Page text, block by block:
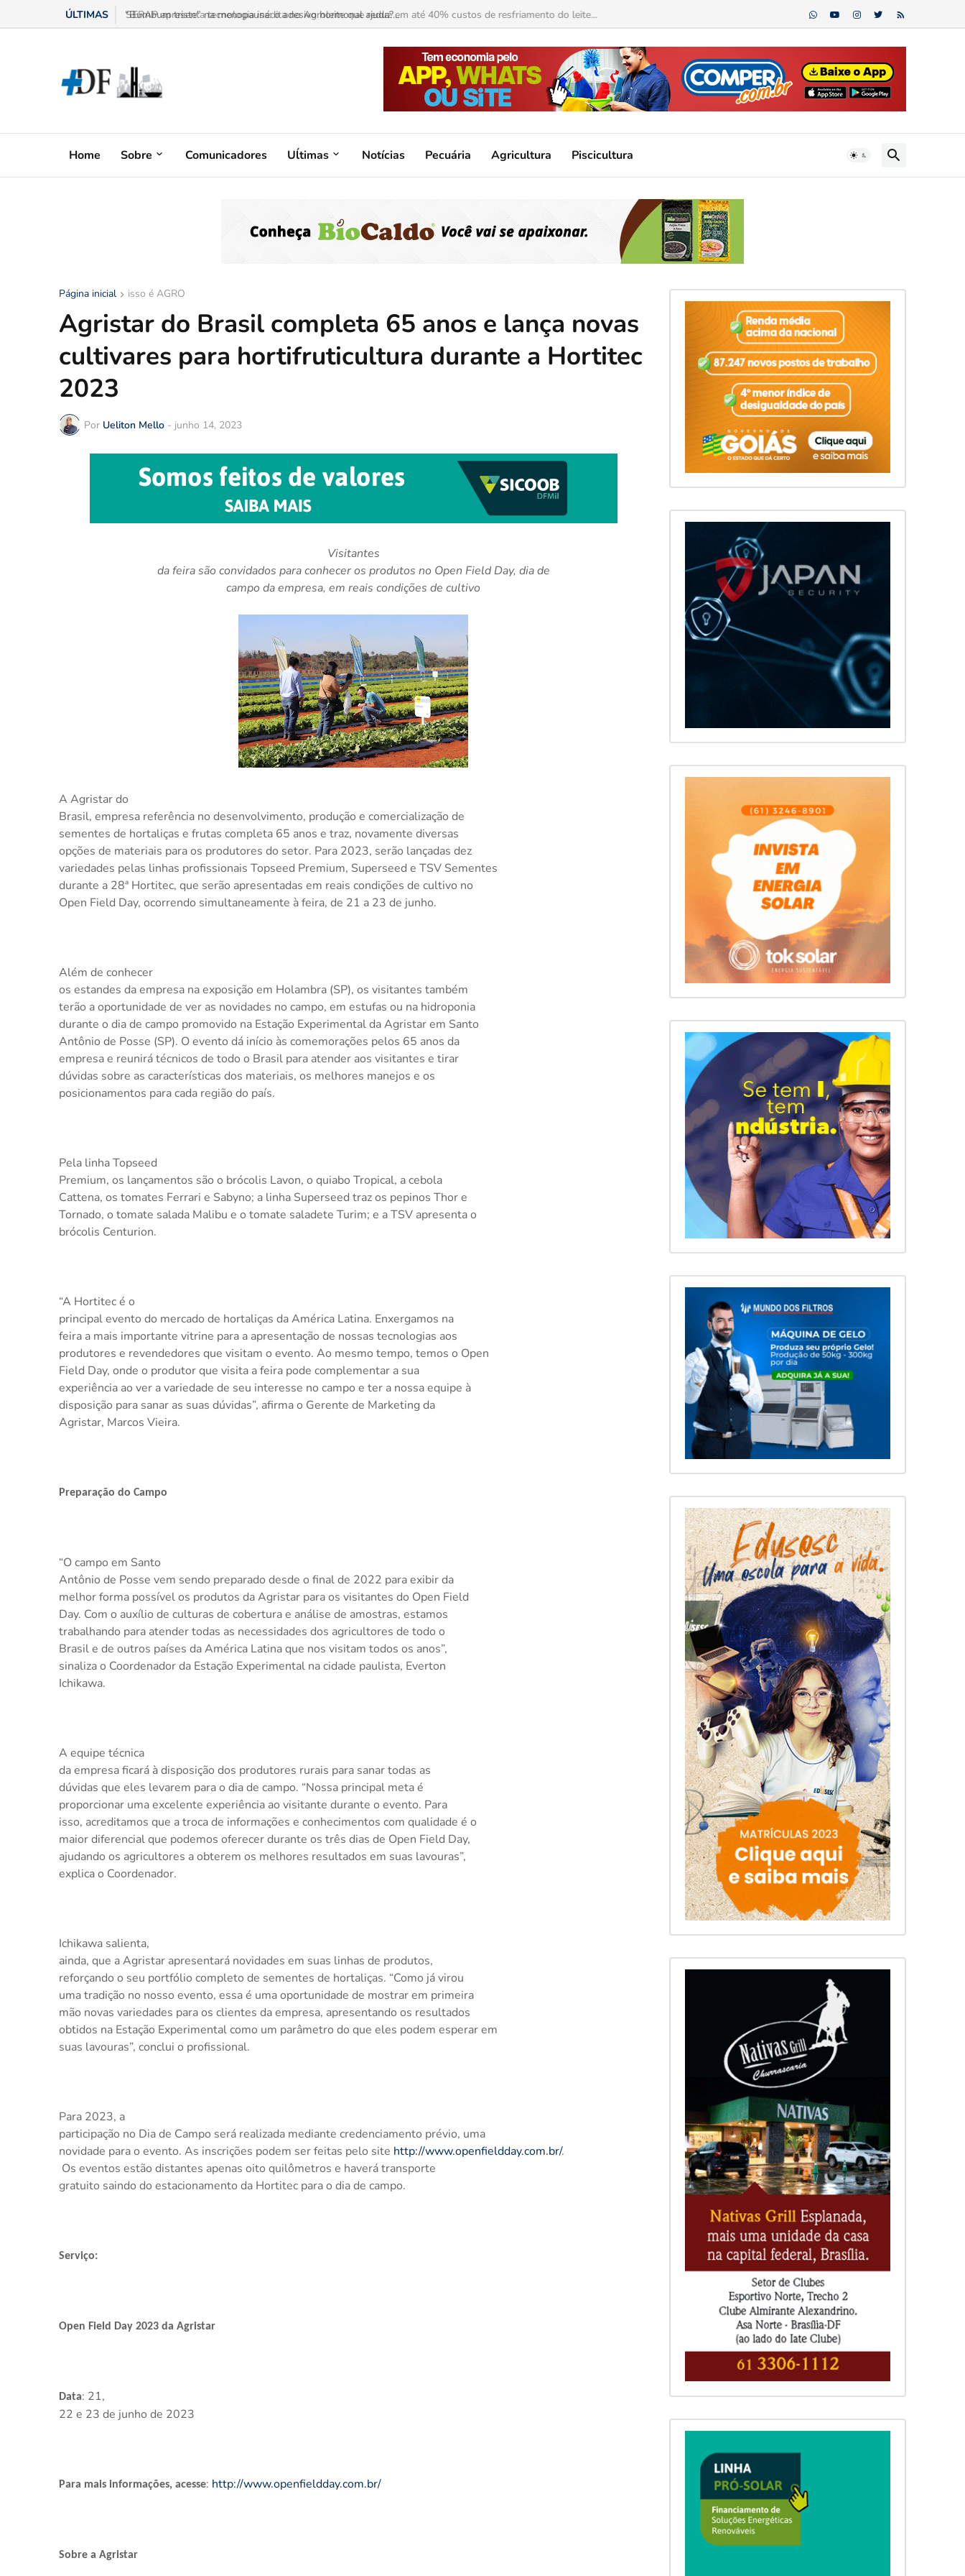
ÚLTIMAS “Bumbum triste” na menopausa: o adesivo hormonal ajuda?...
Home Sobre Comunicadores Uĺtimas Notícias Pecuária Agricultura Piscicultura
Página inicial isso é AGRO
Agristar do Brasil completa 65 anos e lança novas
cultivares para hortifruticultura durante a Hortitec
2023
Por Ueliton Mello - junho 14, 2023
Visitantes
da feira são convidados para conhecer os produtos no Open Field Day, dia de
campo da empresa, em reais condições de cultivo
A Agristar do
Brasil, empresa referência no desenvolvimento, produção e comercialização de
sementes de hortaliças e frutas completa 65 anos e traz, novamente diversas
opções de materiais para os produtores do setor. Para 2023, serão lançadas dez
variedades pelas linhas profissionais Topseed Premium, Superseed e TSV Sementes
durante a 28ª Hortitec, que serão apresentadas em reais condições de cultivo no
Open Field Day, ocorrendo simultaneamente à feira, de 21 a 23 de junho.
Além de conhecer
os estandes da empresa na exposição em Holambra (SP), os visitantes também
terão a oportunidade de ver as novidades no campo, em estufas ou na hidroponia
durante o dia de campo promovido na Estação Experimental da Agristar em Santo
Antônio de Posse (SP). O evento dá início às comemorações pelos 65 anos da
empresa e reunirá técnicos de todo o Brasil para atender aos visitantes e tirar
dúvidas sobre as características dos materiais, os melhores manejos e os
posicionamentos para cada região do país.
Pela linha Topseed
Premium, os lançamentos são o brócolis Lavon, o quiabo Tropical, a cebola
Cattena, os tomates Ferrari e Sabyno; a linha Superseed traz os pepinos Thor e
Tornado, o tomate salada Malibu e o tomate saladete Turim; e a TSV apresenta o
brócolis Centurion.
“A Hortitec é o
principal evento do mercado de hortaliças da América Latina. Enxergamos na
feira a mais importante vitrine para a apresentação de nossas tecnologias aos
produtores e revendedores que visitam o evento. Ao mesmo tempo, temos o Open
Field Day, onde o produtor que visita a feira pode complementar a sua
experiência ao ver a variedade de seu interesse no campo e ter a nossa equipe à
disposição para sanar as suas dúvidas”, afirma o Gerente de Marketing da
Agristar, Marcos Vieira.
Preparação do Campo
“O campo em Santo
Antônio de Posse vem sendo preparado desde o final de 2022 para exibir da
melhor forma possível os produtos da Agristar para os visitantes do Open Field
Day. Com o auxílio de culturas de cobertura e análise de amostras, estamos
trabalhando para atender todas as necessidades dos agricultores de todo o
Brasil e de outros países da América Latina que nos visitam todos os anos”,
sinaliza o Coordenador da Estação Experimental na cidade paulista, Everton
Ichikawa.
A equipe técnica
da empresa ficará à disposição dos produtores rurais para sanar todas as
dúvidas que eles levarem para o dia de campo. “Nossa principal meta é
proporcionar uma excelente experiência ao visitante durante o evento. Para
isso, acreditamos que a troca de informações e conhecimentos com qualidade é o
maior diferencial que podemos oferecer durante os três dias de Open Field Day,
ajudando os agricultores a obterem os melhores resultados em suas lavouras”,
explica o Coordenador.
Ichikawa salienta,
ainda, que a Agristar apresentará novidades em suas linhas de produtos,
reforçando o seu portfólio completo de sementes de hortaliças. “Como já virou
uma tradição no nosso evento, essa é uma oportunidade de mostrar em primeira
mão novas variedades para os clientes da empresa, apresentando os resultados
obtidos na Estação Experimental como um parâmetro do que eles podem esperar em
suas lavouras”, conclui o profissional.
Para 2023, a
participação no Dia de Campo será realizada mediante credenciamento prévio, uma
novidade para o evento. As inscrições podem ser feitas pelo site http://www.openfieldday.com.br/.
Os eventos estão distantes apenas oito quilômetros e haverá transporte
gratuito saindo do estacionamento da Hortitec para o dia de campo.
Serviço:
Open Field Day 2023 da Agristar
Data: 21,
22 e 23 de junho de 2023
Para mais informações, acesse: http://www.openfieldday.com.br/
Sobre a Agristar